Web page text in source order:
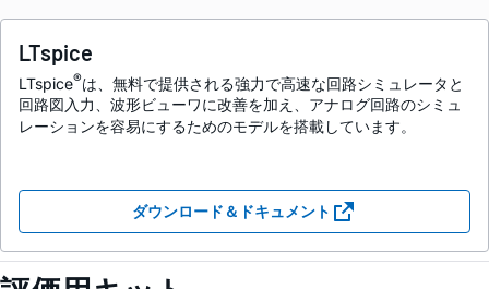
LTspice
LTspice®は、無料で提供される強力で高速な回路シミュレータと
回路図入力、波形ビューワに改善を加え、アナログ回路のシミュ
レーションを容易にするためのモデルを搭載しています。
ダウンロード＆ドキュメント